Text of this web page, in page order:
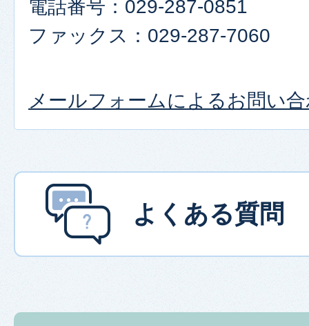
電話番号：029-287-0851
ファックス：029-287-7060
メールフォームによるお問い
よくある質問